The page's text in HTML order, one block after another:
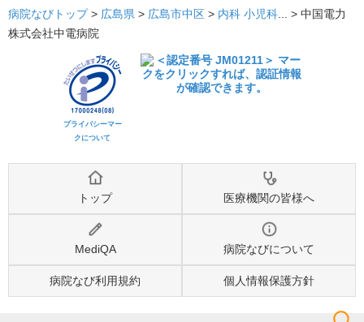
病院なびトップ > 広島県 > 広島市中区 > 内科 小児科... > 中国電力
株式会社中電病院
プライバシーマー
クについて
トップ 医療機関の皆様へ
MediQA 病院なびについて
病院なび利用規約 個人情報保護方針